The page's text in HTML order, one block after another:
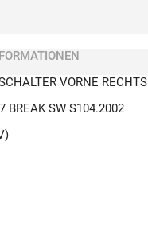
VORNE RECHTS
BREAK SW S104.2002